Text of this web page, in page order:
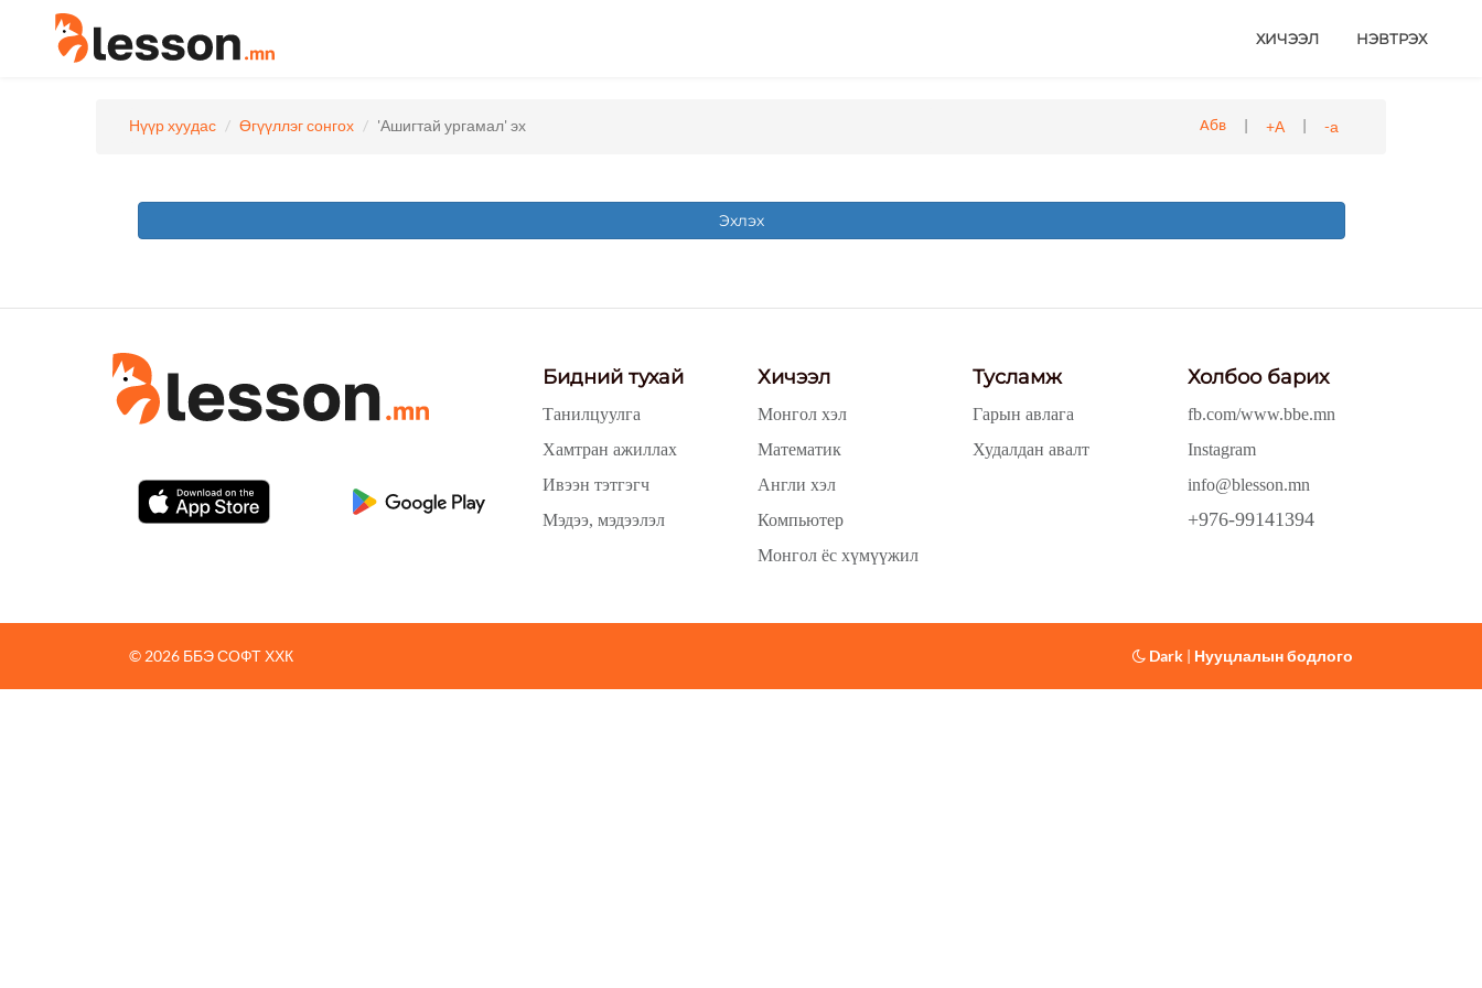
ХИЧЭЭЛ НЭВТРЭХ
Нүүр хуудас Өгүүллэг сонгох 'Ашигтай ургамал' эх Абв | +А | -а
Эхлэх
Бидний тухай
Танилцуулга
Хамтран ажиллах
Ивээн тэтгэгч
Мэдээ, мэдээлэл
Хичээл
Монгол хэл
Математик
Англи хэл
Компьютер
Монгол ёс хүмүүжил
Тусламж
Гарын авлага
Худалдан авалт
Холбоо барих
fb.com/www.bbe.mn
Instagram
info@blesson.mn
+976-99141394
© 2026 ББЭ СОФТ ХХК Dark | Нууцлалын бодлого